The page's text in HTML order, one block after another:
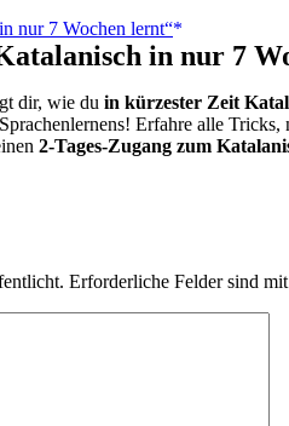
in nur 7
dir, wie du in kürzester Zeit
Erfahre alle Tricks,
2-Tages-Zugang zum
Erforderliche Felder sind mit